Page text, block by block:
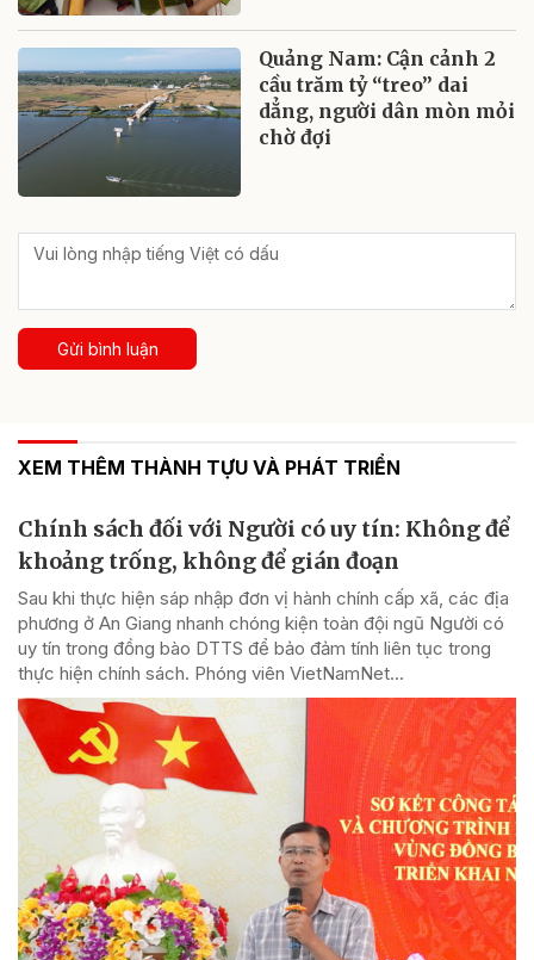
Quảng Nam: Cận cảnh 2
cầu trăm tỷ “treo” dai
dẳng, người dân mòn mỏi
chờ đợi
Gửi bình luận
XEM THÊM THÀNH TỰU VÀ PHÁT TRIỂN
Chính sách đối với Người có uy tín: Không để
khoảng trống, không để gián đoạn
Sau khi thực hiện sáp nhập đơn vị hành chính cấp xã, các địa
phương ở An Giang nhanh chóng kiện toàn đội ngũ Người có
uy tín trong đồng bào DTTS để bảo đảm tính liên tục trong
thực hiện chính sách. Phóng viên VietNamNet...